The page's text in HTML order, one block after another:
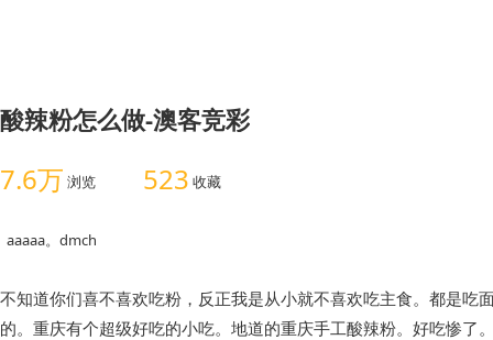
酸辣粉怎么做-澳客竞彩
7.6万 浏览 523 收藏
aaaaa。dmch
不知道你们喜不喜欢吃粉，反正我是从小就不喜欢吃主食。都是吃
的。重庆有个超级好吃的小吃。地道的重庆手工酸辣粉。好吃惨了